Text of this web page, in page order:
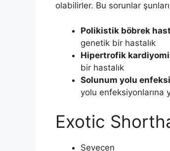
olabilirler. Bu sorunlar
Polikistik böbrek
genetik bir hastalık
Hipertrofik
bir hastalık
Solunum yolu
yolu enfeksiyonlarına
Exotic
Sevecen